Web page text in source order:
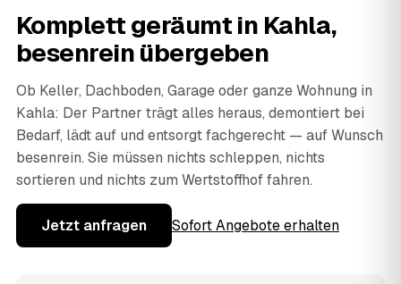
Komplett geräumt in Kahla,
besenrein übergeben
Ob Keller, Dachboden, Garage oder ganze Wohnung in
Kahla: Der Partner trägt alles heraus, demontiert bei
Bedarf, lädt auf und entsorgt fachgerecht — auf Wunsch
besenrein. Sie müssen nichts schleppen, nichts
sortieren und nichts zum Wertstoffhof fahren.
Jetzt anfragen Sofort Angebote erhalten